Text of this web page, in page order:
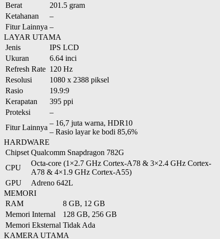
Berat
201.5 gram
Ketahanan
–
Fitur Lainnya –
LAYAR UTAMA
Jenis
IPS LCD
Ukuran
6.64 inci
Refresh Rate 120 Hz
Resolusi
1080 x 2388 piksel
Rasio
19.9:9
Kerapatan
395 ppi
Proteksi
–
Fitur Lainnya
– 16,7 juta warna, HDR10
– Rasio layar ke bodi 85,6%
HARDWARE
Chipset Qualcomm Snapdragon 782G
CPU
Octa-core (1×2.7 GHz Cortex-A78 & 3×2.4 GHz Cortex-
A78 & 4×1.9 GHz Cortex-A55)
GPU
Adreno 642L
MEMORI
RAM
8 GB, 12 GB
Memori Internal
128 GB, 256 GB
Memori Eksternal Tidak Ada
KAMERA UTAMA